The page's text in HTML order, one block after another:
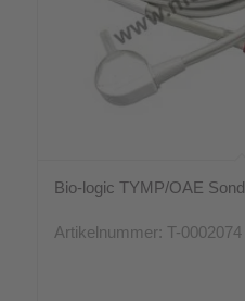
Bio-logic TYMP/OAE
Artikelnummer: T-0002074